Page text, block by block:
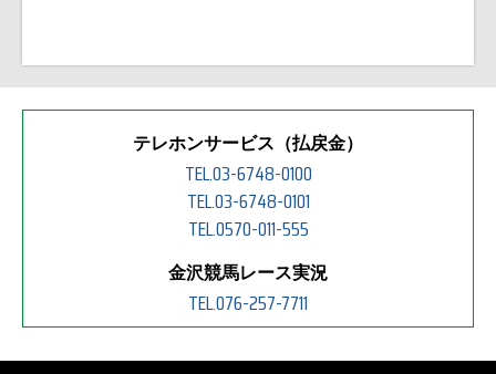
テレホンサービス（払戻金）
TEL.03-6748-0100
TEL.03-6748-0101
TEL.0570-011-555
金沢競馬レース実況
TEL.076-257-7711